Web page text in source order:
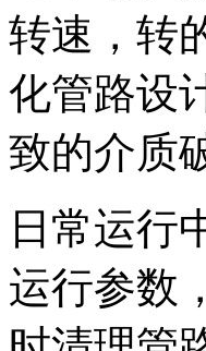
转速，转
化管路设
致的介质
日常运行
运行参数